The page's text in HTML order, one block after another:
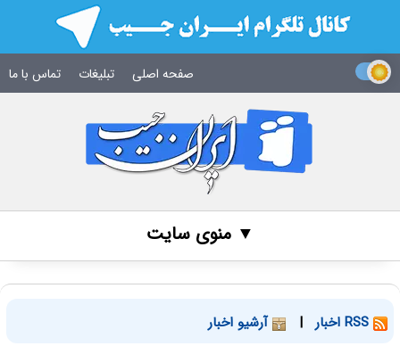
صفحه اصلی تبلیغات تماس با ما
▼ منوی سایت
| آرشیو اخبار